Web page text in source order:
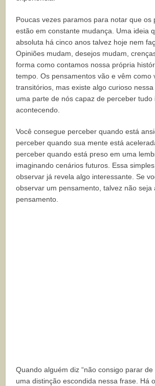
Poucas vezes paramos para notar que os
estão em constante mudança. Uma ideia
absoluta há cinco anos talvez hoje nem
Opiniões mudam, desejos mudam,
forma como contamos nossa própria
tempo. Os pensamentos vão e vêm como
transitórios, mas existe algo curioso
uma parte de nós capaz de perceber tudo
acontecendo.
Você consegue perceber quando está
perceber quando sua mente está
perceber quando está preso em uma
imaginando cenários futuros. Essa
observar já revela algo interessante. Se
observar um pensamento, talvez não seja
pensamento.
Quando alguém diz “não consigo parar de
uma distinção escondida nessa frase. Há